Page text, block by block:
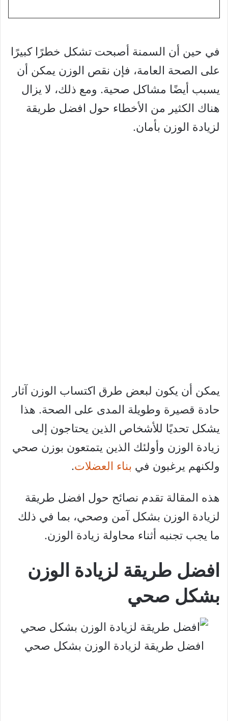
في حين أن السمنة أصبحت تشكل خطرًا كبيرًا
على الصحة العامة، فإن نقص الوزن يمكن أن
يسبب أيضًا مشاكل صحية. ومع ذلك، لا يزال
هناك الكثير من الأخطاء حول افضل طريقة
لزيادة الوزن بأمان.
يمكن أن يكون لبعض طرق اكتساب الوزن آثار
حادة قصيرة وطويلة المدى على الصحة. هذا
يشكل تحديًا للأشخاص الذين يحتاجون إلى
زيادة الوزن وأولئك الذين يتمتعون بوزن صحي
ولكنهم يرغبون في بناء العضلات.
هذه المقالة تقدم نصائح حول افضل طريقة
لزيادة الوزن بشكل آمن وصحي، بما في ذلك
ما يجب تجنبه أثناء محاولة زيادة الوزن.
افضل طريقة لزيادة الوزن
بشكل صحي
افضل طريقة لزيادة الوزن بشكل صحي